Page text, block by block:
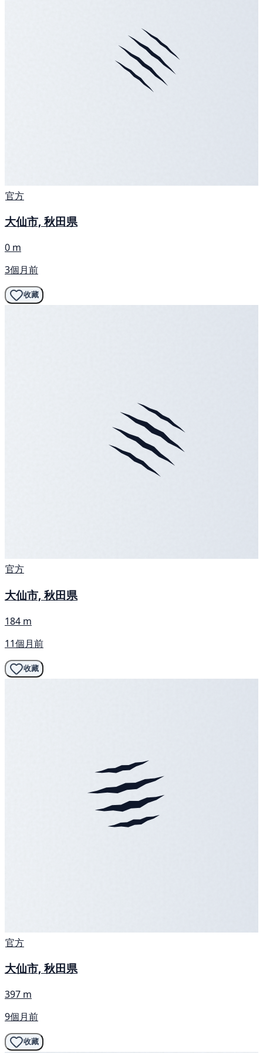
官方
大仙市, 秋田県
0 m
3個月前
收藏
官方
大仙市, 秋田県
184 m
11個月前
收藏
官方
大仙市, 秋田県
397 m
9個月前
收藏